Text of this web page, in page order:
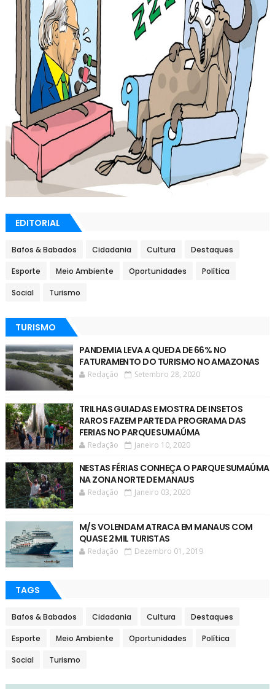
EDITORIAL
Bafos & Babados Cidadania Cultura Destaques
Esporte Meio Ambiente Oportunidades Política
Social Turismo
TURISMO
PANDEMIA LEVA A QUEDA DE 66% NO
FATURAMENTO DO TURISMO NO AMAZONAS
Redação Setembro 28, 2020
TRILHAS GUIADAS E MOSTRA DE INSETOS
RAROS FAZEM PARTE DA PROGRAMA DAS
FERIAS NO PARQUE SUMAÚMA
Redação Janeiro 10, 2020
NESTAS FÉRIAS CONHEÇA O PARQUE SUMAÚMA
NA ZONA NORTE DE MANAUS
Redação Janeiro 03, 2020
M/S VOLENDAM ATRACA EM MANAUS COM
QUASE 2 MIL TURISTAS
Redação Dezembro 01, 2019
TAGS
Bafos & Babados Cidadania Cultura Destaques
Esporte Meio Ambiente Oportunidades Política
Social Turismo